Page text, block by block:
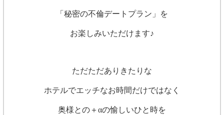
「秘密の不倫デートプラン」を
お楽しみいただけます♪
ただただありきたりな
ホテルでエッチなお時間だけではなく
奥様との ＋αの愉しいひと時を